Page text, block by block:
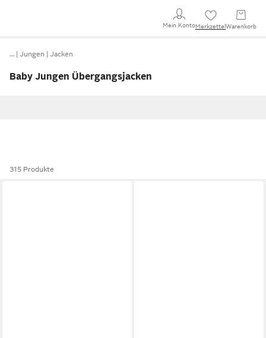
Mein KontoMerkzettel Warenkorb
… Jungen Jacken
Baby Jungen Übergangsjacken
315 Produkte